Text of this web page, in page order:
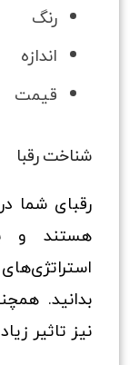
رنگ
اندازه
قیمت
شناخت رقبا
رقبای شما
هستند و
بدانید.
نیز تاثیر